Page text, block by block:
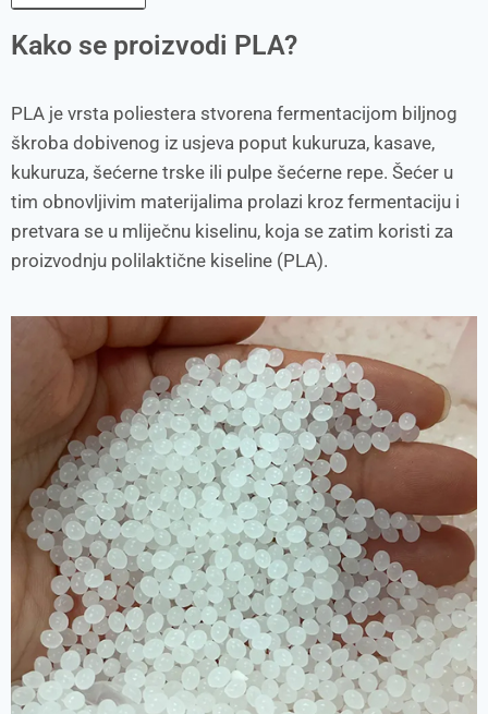
Kako se proizvodi PLA?
PLA je vrsta poliestera stvorena fermentacijom biljnog
škroba dobivenog iz usjeva poput kukuruza, kasave,
kukuruza, šećerne trske ili pulpe šećerne repe. Šećer u
tim obnovljivim materijalima prolazi kroz fermentaciju i
pretvara se u mliječnu kiselinu, koja se zatim koristi za
proizvodnju polilaktične kiseline (PLA).